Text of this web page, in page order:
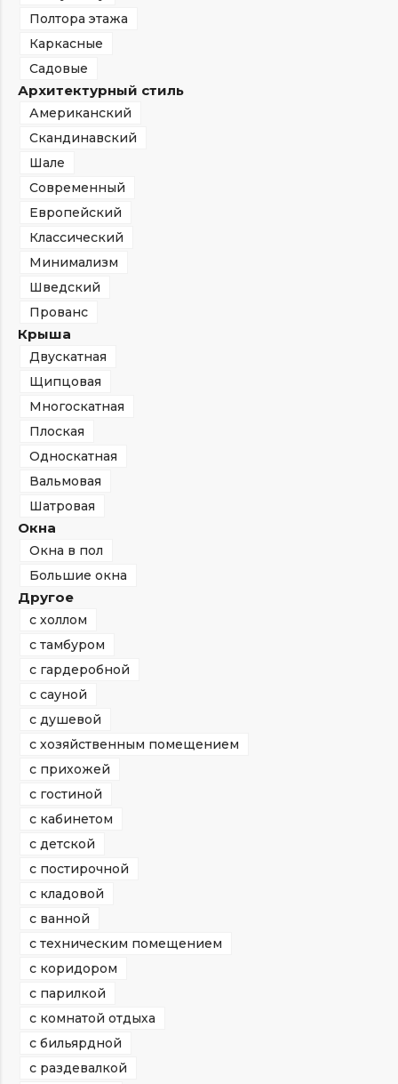
Полтора этажа
Каркасные
Садовые
Архитектурный стиль
Американский
Скандинавский
Шале
Современный
Европейский
Классический
Минимализм
Шведский
Прованс
Крыша
Двускатная
Щипцовая
Многоскатная
Плоская
Односкатная
Вальмовая
Шатровая
Окна
Окна в пол
Большие окна
Другое
с холлом
с тамбуром
с гардеробной
с сауной
с душевой
с хозяйственным помещением
с прихожей
с гостиной
с кабинетом
с детской
с постирочной
с кладовой
с ванной
с техническим помещением
с коридором
с парилкой
с комнатой отдыха
с бильярдной
с раздевалкой